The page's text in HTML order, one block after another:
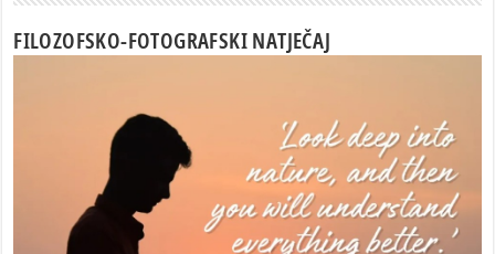
FILOZOFSKO-FOTOGRAFSKI NATJEČAJ